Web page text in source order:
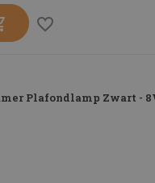
Plafondlamp Zwart -